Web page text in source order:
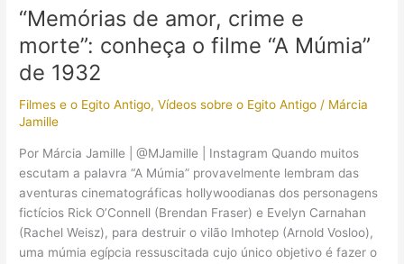
“Memórias de amor, crime e
morte”: conheça o filme “A Múmia”
de 1932
Filmes e o Egito Antigo,Vídeos sobre o Egito Antigo / Márcia
Jamille
Por Márcia Jamille | @MJamille | Instagram Quando muitos
escutam a palavra “A Múmia” provavelmente lembram das
aventuras cinematográficas hollywoodianas dos personagens
fictícios Rick O’Connell (Brendan Fraser) e Evelyn Carnahan
(Rachel Weisz), para destruir o vilão Imhotep (Arnold Vosloo),
uma múmia egípcia ressuscitada cujo único objetivo é fazer o